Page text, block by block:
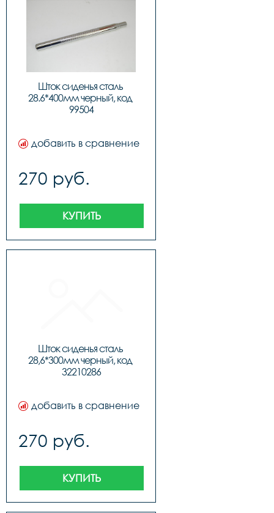
Шток сиденья сталь
28.6*400мм черный, код
99504
добавить в сравнение
270 руб.
КУПИТЬ
Шток сиденья сталь
28,6*300мм черный, код
32210286
добавить в сравнение
270 руб.
КУПИТЬ